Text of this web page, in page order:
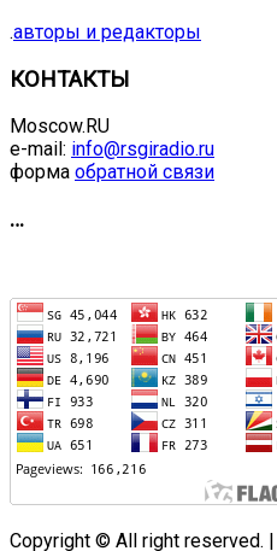
.авторы и редакторы
КОНТАКТЫ
Moscow.RU
e-mail: info@rsgiradio.ru
форма обратной связи
…
Copyright © All right reserved. |